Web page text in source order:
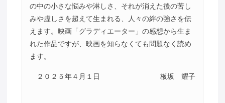
の中の小さな悩みや淋しさ、それが消えた後の苦し
みや虚しさを超えて生まれる、人々の絆の強さを伝
えます。映画「グラディエーター」の感想から生ま
れた作品ですが、映画を知らなくても問題なく読め
ます。
２０２５年４月１日 板坂 耀子